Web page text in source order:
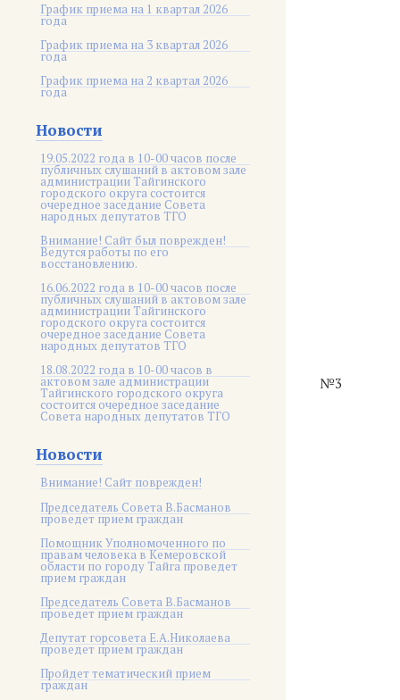
График приема на 1 квартал 2026
года
График приема на 3 квартал 2026
года
График приема на 2 квартал 2026
года
Новости
19.05.2022 года в 10-00 часов после
публичных слушаний в актовом зале
администрации Тайгинского
городского округа состоится
очередное заседание Совета
народных депутатов ТГО
Внимание! Сайт был поврежден!
Ведутся работы по его
восстановлению.
16.06.2022 года в 10-00 часов после
публичных слушаний в актовом зале
администрации Тайгинского
городского округа состоится
очередное заседание Совета
народных депутатов ТГО
18.08.2022 года в 10-00 часов в
актовом зале администрации
Тайгинского городского округа
состоится очередное заседание
Совета народных депутатов ТГО
Новости
Внимание! Сайт поврежден!
Председатель Совета В.Басманов
проведет прием граждан
Помощник Уполномоченного по
правам человека в Кемеровской
области по городу Тайга проведет
прием граждан
Председатель Совета В.Басманов
проведет прием граждан
Депутат горсовета Е.А.Николаева
проведет прием граждан
Пройдет тематический прием
граждан
№3